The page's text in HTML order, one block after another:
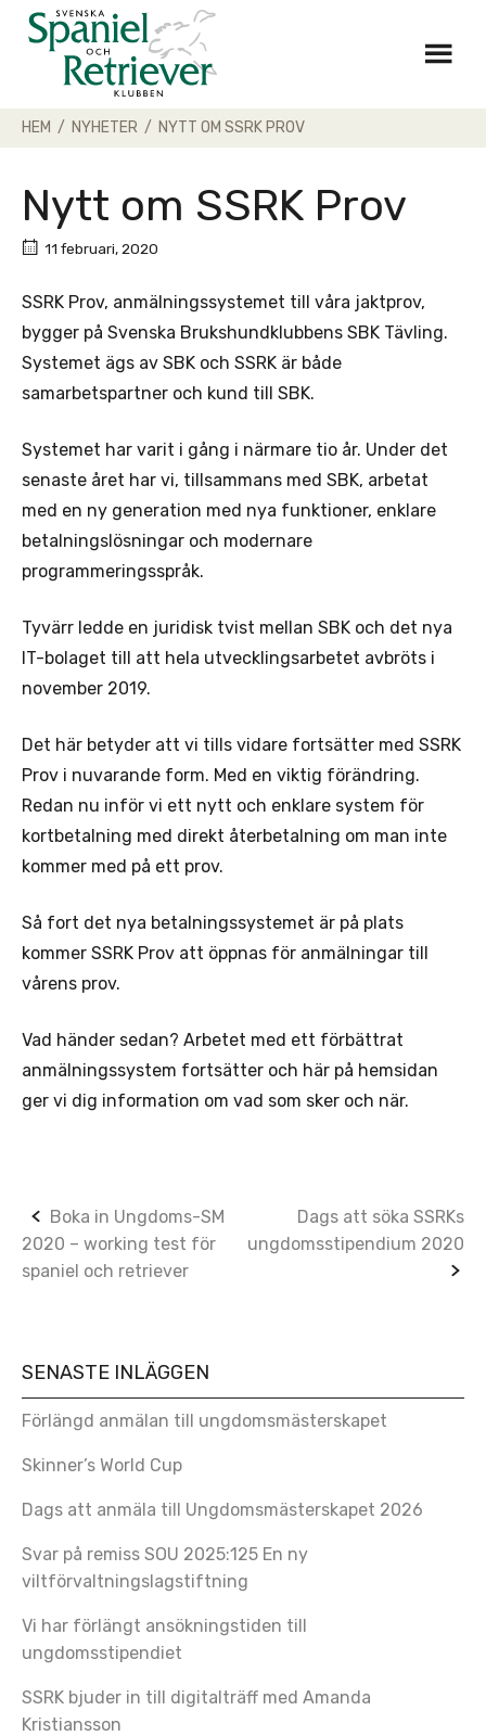
Skip
HEM / NYHETER / NYTT OM SSRK PROV
Nytt om SSRK Prov
11 februari, 2020
SSRK Prov, anmälningssystemet till våra jaktprov,
bygger på Svenska Brukshundklubbens SBK Tävling.
Systemet ägs av SBK och SSRK är både
samarbetspartner och kund till SBK.
Systemet har varit i gång i närmare tio år. Under det
senaste året har vi, tillsammans med SBK, arbetat
med en ny generation med nya funktioner, enklare
betalningslösningar och modernare
programmeringsspråk.
Tyvärr ledde en juridisk tvist mellan SBK och det nya
IT-bolaget till att hela utvecklingsarbetet avbröts i
november 2019.
Det här betyder att vi tills vidare fortsätter med SSRK
Prov i nuvarande form. Med en viktig förändring.
Redan nu inför vi ett nytt och enklare system för
kortbetalning med direkt återbetalning om man inte
kommer med på ett prov.
Så fort det nya betalningssystemet är på plats
kommer SSRK Prov att öppnas för anmälningar till
vårens prov.
Vad händer sedan? Arbetet med ett förbättrat
anmälningssystem fortsätter och här på hemsidan
ger vi dig information om vad som sker och när.
Post
navigation
Boka in Ungdoms-SM
2020 – working test för
spaniel och retriever
Dags att söka SSRKs
ungdomsstipendium 2020
SENASTE INLÄGGEN
Förlängd anmälan till ungdomsmästerskapet
Skinner’s World Cup
Dags att anmäla till Ungdomsmästerskapet 2026
Svar på remiss SOU 2025:125 En ny
viltförvaltningslagstiftning
Vi har förlängt ansökningstiden till
ungdomsstipendiet
SSRK bjuder in till digitalträff med Amanda
Kristiansson